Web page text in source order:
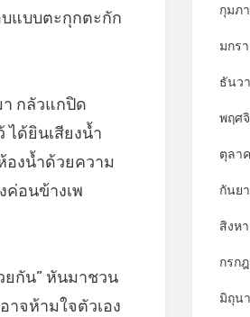
บแบบตะกุกตะกัก
กลัวแกปิด
ได้ยินเสียงน้ำ
งน้ำด้วยความ
ค่อนข้างเพ
ยกัน” หันมาชวน
จห้ามใจตัวเอง
กุมภ
มกร
ธันว
พฤศ
ตุลา
กันย
สิงห
กรก
มิถุน